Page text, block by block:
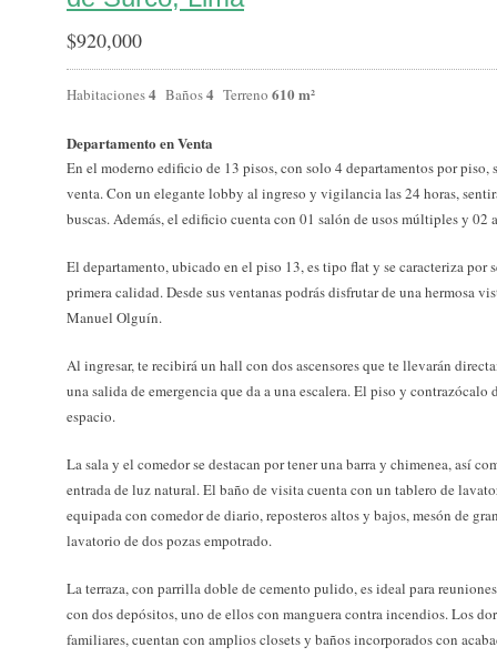
$920,000
Habitaciones4 Baños4 Terreno 610 m²
Departamento en Venta
En el moderno edificio de 13 pisos, con solo 4 departamentos por piso,
venta. Con un elegante lobby al ingreso y vigilancia las 24 horas,
buscas. Además, el edificio cuenta con 01 salón de usos múltiples y 02
El departamento, ubicado en el piso 13, es tipo flat y se caracteriza por
primera calidad. Desde sus ventanas podrás disfrutar de una hermosa
Manuel Olguín.
Al ingresar, te recibirá un hall con dos ascensores que te llevarán
una salida de emergencia que da a una escalera. El piso y contrazócalo
espacio.
La sala y el comedor se destacan por tener una barra y chimenea, así
entrada de luz natural. El baño de visita cuenta con un tablero de
equipada con comedor de diario, reposteros altos y bajos, mesón de
lavatorio de dos pozas empotrado.
La terraza, con parrilla doble de cemento pulido, es ideal para
con dos depósitos, uno de ellos con manguera contra incendios. Los
familiares, cuentan con amplios closets y baños incorporados con